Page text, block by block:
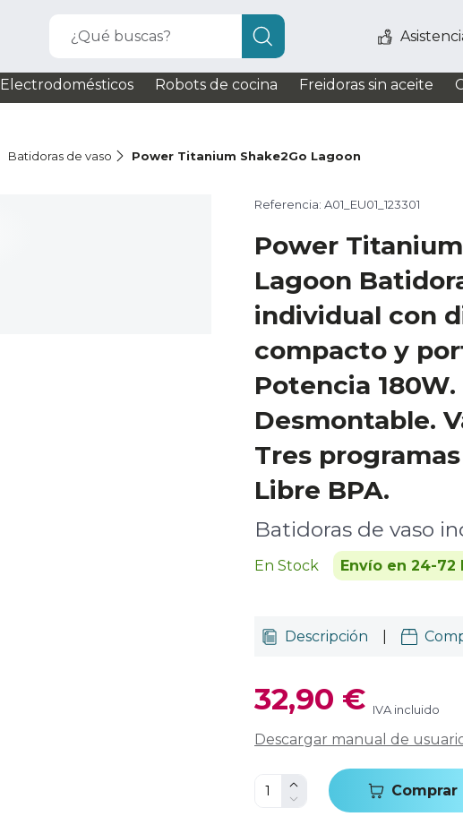
¿Qué buscas?
Electrodomésticos Robots de cocina Freidoras sin aceite
Batidoras de vaso Power Titanium Shake2Go Lagoon
Referencia: A01_EU01_123301
Power
Lagoon
individual con
compacto y
Potencia 180W.
Desmontable.
Tres
Libre BPA.
Batidoras de vaso
En Stock Envío en 24-72
Descripción
32,90 € IVA incluido
Descargar manual de
Comprar